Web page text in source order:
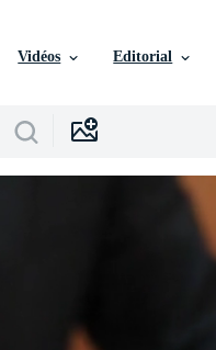
Vidéos Editorial